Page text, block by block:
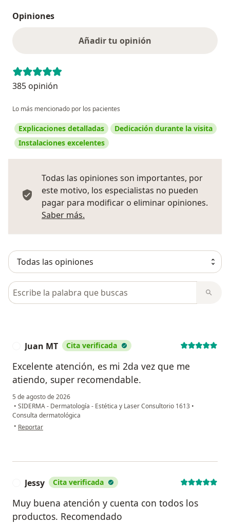
Opiniones
Añadir tu opinión
385 opinión
Lo más mencionado por los pacientes
Explicaciones detalladas
Dedicación durante la visita
Instalaciones excelentes
Todas las opiniones son importantes, por
este motivo, los especialistas no pueden
pagar para modificar o eliminar opiniones.
Saber más.
Busca en opiniones
Juan MT Cita verificada
Excelente atención, es mi 2da vez que me
atiendo, super recomendable.
5 de agosto de 2026
• SIDERMA - Dermatología - Estética y Laser Consultorio 1613 •
Consulta dermatológica
• en opinión del usuario Juan MT
Reportar
Jessy Cita verificada
Muy buena atención y cuenta con todos los
productos. Recomendado